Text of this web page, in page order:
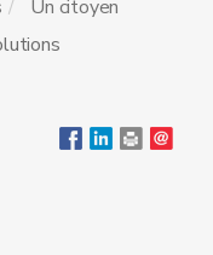
Un citoyen